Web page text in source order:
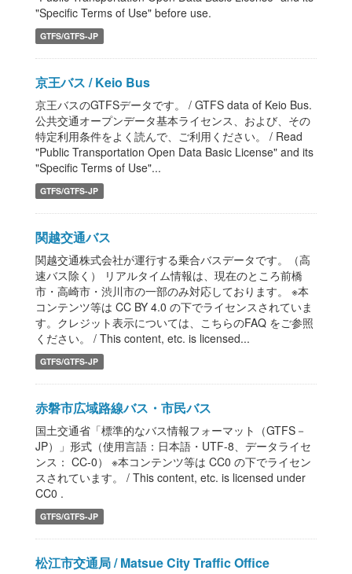
"Specific Terms of Use" before use.
GTFS/GTFS-JP
京王バス / Keio Bus
京王バスのGTFSデータです。 / GTFS data of Keio Bus.
公共交通オープンデータ基本ライセンス、および、その
特定利用条件をよく読んで、ご利用ください。 / Read
"Public Transportation Open Data Basic License" and its
"Specific Terms of Use"...
GTFS/GTFS-JP
関越交通バス
関越交通株式会社が運行する乗合バスデータです。（高
速バス除く） リアルタイム情報は、現在のところ前橋
市・高崎市・渋川市の一部のみ対応しております。 ※本
コンテンツ等は CC BY 4.0 の下でライセンスされていま
す。クレジット表示については、こちらのFAQ をご参照
ください。 / This content, etc. is licensed...
GTFS/GTFS-JP
赤磐市広域路線バス・市民バス
国土交通省「標準的なバス情報フォーマット（GTFS－
JP）」形式（使用言語：日本語・UTF-8、データライセ
ンス： CC-0） ※本コンテンツ等は CC0 の下でライセン
スされています。 / This content, etc. is licensed under
CC0 .
GTFS/GTFS-JP
松江市交通局 / Matsue City Traffic Office